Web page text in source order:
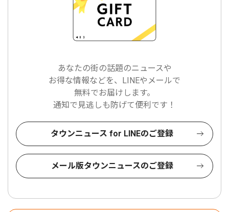
あなたの街の話題のニュースや
お得な情報などを、LINEやメールで
無料でお届けします。
通知で見逃しも防げて便利です！
タウンニュース for LINEのご登録
メール版タウンニュースのご登録